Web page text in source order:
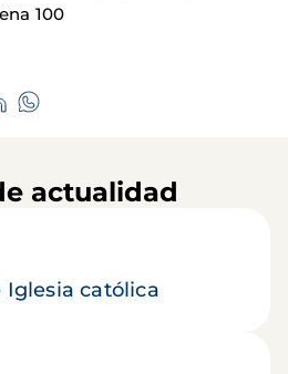
100
actualidad
Iglesia católica